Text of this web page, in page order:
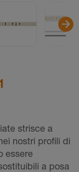
strisce a
nostri profili di
essere
a posa